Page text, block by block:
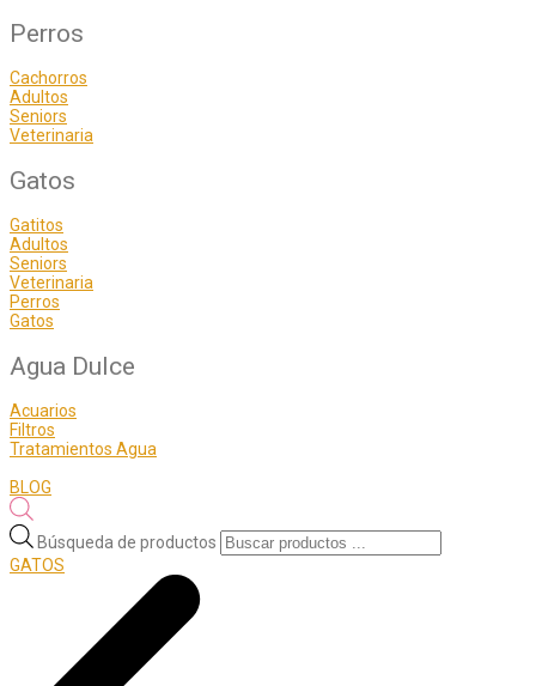
Perros
Cachorros
Adultos
Seniors
Veterinaria
Gatos
Gatitos
Adultos
Seniors
Veterinaria
Perros
Gatos
Agua Dulce
Acuarios
Filtros
Tratamientos Agua
BLOG
Búsqueda de productos
GATOS